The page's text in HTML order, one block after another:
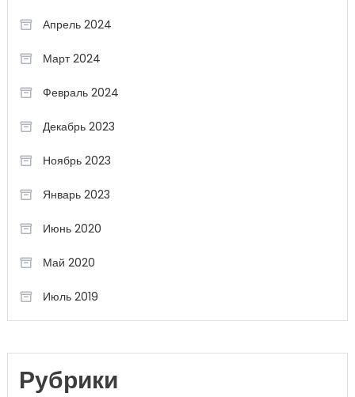
Апрель 2024
Март 2024
Февраль 2024
Декабрь 2023
Ноябрь 2023
Январь 2023
Июнь 2020
Май 2020
Июль 2019
Рубрики